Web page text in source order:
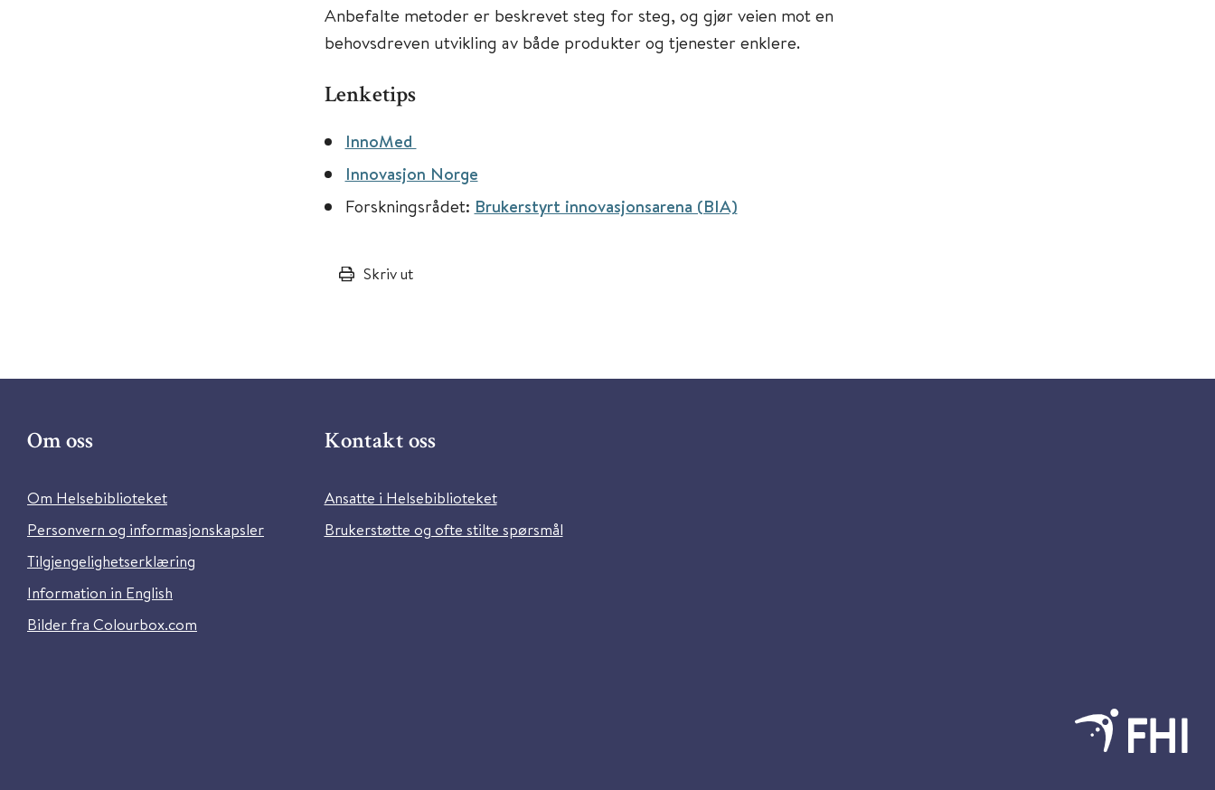
Anbefalte metoder er beskrevet steg for steg, og gjør veien mot en
behovsdreven utvikling av både produkter og tjenester enklere.
Lenketips
InnoMed
Innovasjon Norge
Forskningsrådet: Brukerstyrt innovasjonsarena (BIA)
Skriv ut
Om oss
Om Helsebiblioteket
Personvern og informasjonskapsler
Tilgjengelighetserklæring
Information in English
Bilder fra Colourbox.com
Kontakt oss
Ansatte i Helsebiblioteket
Brukerstøtte og ofte stilte spørsmål